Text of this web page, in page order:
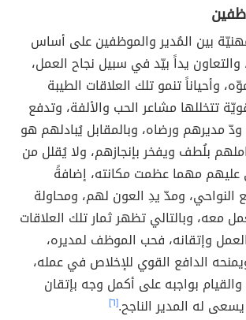
بين المُدير والموظفين على أساس
والتعاون يداً بيّد في سبيل نجاح العمل،
وأحياناً تنمو تلك العلاقات الطيبة
تتخللها مشاعر الحب والألفة، وتدفع
مديرهم ورضاه، وبالمقابل يُبادلهم هو
بلُطف ويفخر بإنجازهم، ولا يُقلل من
عليهم مهما عظمت مكانته، إضافةً
ومدّ يدِ العون لهم، ومحاولة
معه، وبالتالي تظهر ثمار تلك العلاقات
وإتقانه، فحب الموظف لمديره،
الدافع القوي للإخلاص في عمله،
والقيام بواجبه على أكمل وجه بإتقان
له المدير الناجح.[٦]